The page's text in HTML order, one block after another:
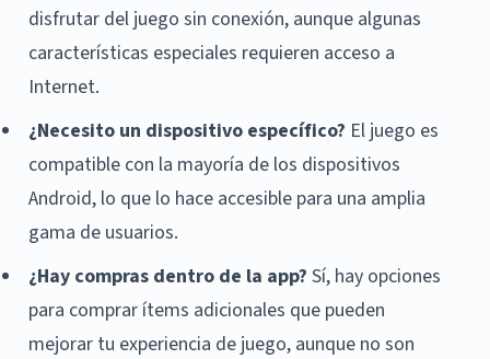
disfrutar del juego sin conexión, aunque algunas
características especiales requieren acceso a
Internet.
¿Necesito un dispositivo específico? El juego es
compatible con la mayoría de los dispositivos
Android, lo que lo hace accesible para una amplia
gama de usuarios.
¿Hay compras dentro de la app? Sí, hay opciones
para comprar ítems adicionales que pueden
mejorar tu experiencia de juego, aunque no son